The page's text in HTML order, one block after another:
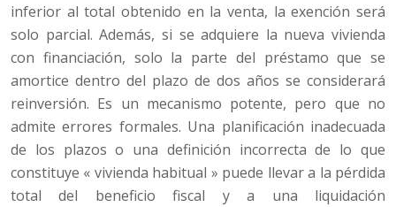
inferior al total obtenido en la venta, la exención será
solo parcial. Además, si se adquiere la nueva vivienda
con financiación, solo la parte del préstamo que se
amortice dentro del plazo de dos años se considerará
reinversión. Es un mecanismo potente, pero que no
admite errores formales. Una planificación inadecuada
de los plazos o una definición incorrecta de lo que
constituye « vivienda habitual » puede llevar a la pérdida
total del beneficio fiscal y a una liquidación